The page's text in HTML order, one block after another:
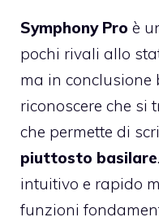
Symphony Pro è
pochi rivali allo
ma in
riconoscere che si
che permette di
piuttosto basilare
intuitivo e rapido
funzioni